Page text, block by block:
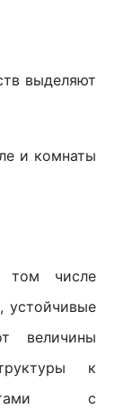
выделяют
и комнаты
том числе
устойчивые
величины
к
с